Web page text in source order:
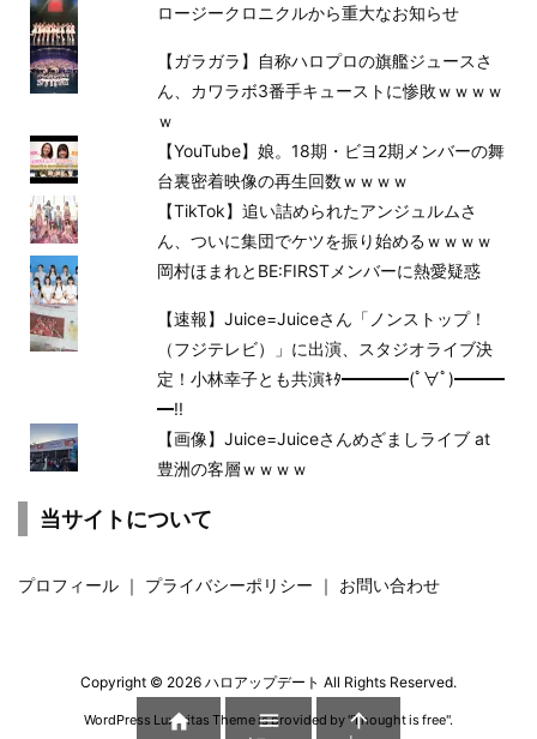
ロージークロニクルから重大なお知らせ
【ガラガラ】自称ハロプロの旗艦ジュースさ
ん、カワラボ3番手キューストに惨敗ｗｗｗｗ
ｗ
【YouTube】娘。18期・ビヨ2期メンバーの舞
台裏密着映像の再生回数ｗｗｗｗ
【TikTok】追い詰められたアンジュルムさ
ん、ついに集団でケツを振り始めるｗｗｗｗ
岡村ほまれとBE:FIRSTメンバーに熱愛疑惑
【速報】Juice=Juiceさん「ノンストップ！
（フジテレビ）」に出演、スタジオライブ決
定！小林幸子とも共演ｷﾀ━━━━(ﾟ∀ﾟ)━━━
━!!
【画像】Juice=Juiceさんめざましライブ at
豊洲の客層ｗｗｗｗ
当サイトについて
プロフィール ｜ プライバシーポリシー ｜ お問い合わせ
Copyright © 2026 ハロアップデート All Rights Reserved.
WordPress Luxeritas Theme is provided by "Thought is free".
  